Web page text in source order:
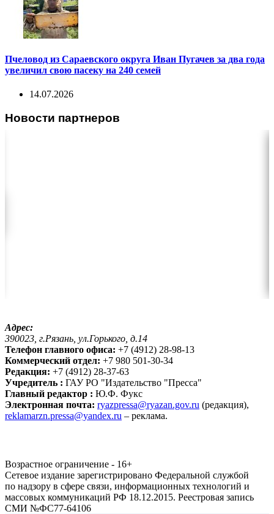
Пчеловод из Сараевского округа Иван Пугачев за два года
увеличил свою пасеку на 240 семей
14.07.2026
Новости партнеров
Адрес:
390023, г.Рязань, ул.Горького, д.14
Телефон главного офиса: +7 (4912) 28-98-13
Коммерческий отдел: +7 980 501-30-34
Редакция: +7 (4912) 28-37-63
Учредитель : ГАУ РО "Издательство "Пресса"
Главный редактор : Ю.Ф. Фукс
Электронная почта: ryazpressa@ryazan.gov.ru (редакция),
reklamarzn.pressa@yandex.ru – реклама.
Возрастное ограничение - 16+
Сетевое издание зарегистрировано Федеральной службой
по надзору в сфере связи, информационных технологий и
массовых коммуникаций РФ 18.12.2015. Реестровая запись
СМИ №ФС77-64106